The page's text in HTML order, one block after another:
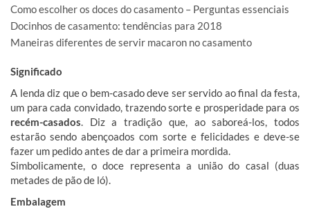
Como escolher os doces do casamento – Perguntas essenciais
Docinhos de casamento: tendências para 2018
Maneiras diferentes de servir macaron no casamento
Significado
A lenda diz que o bem-casado deve ser servido ao final da festa,
um para cada convidado, trazendo sorte e prosperidade para os
recém-casados. Diz a tradição que, ao saboreá-los, todos
estarão sendo abençoados com sorte e felicidades e deve-se
fazer um pedido antes de dar a primeira mordida.
Simbolicamente, o doce representa a união do casal (duas
metades de pão de ló).
Embalagem